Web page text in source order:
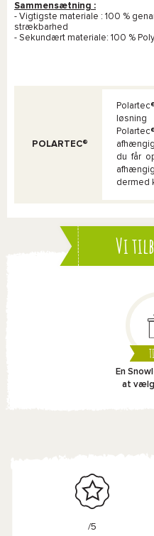
Sammensætning :
- Vigtigste materiale : 100 %
strækbarhed
- Sekundært materiale: 100 %
POLARTEC®
du får
dermed
Vi
En
at
/5